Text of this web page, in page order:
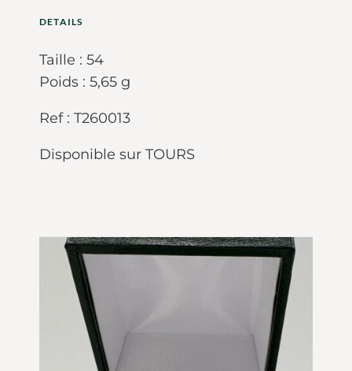
DETAILS
Taille : 54
Poids : 5,65 g
Ref : T260013
Disponible sur TOURS